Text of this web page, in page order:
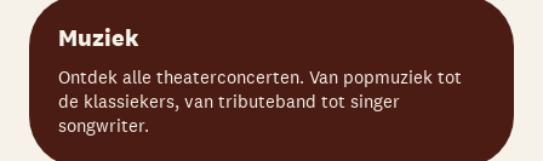
Muziek
Ontdek alle theaterconcerten. Van popmuziek tot
de klassiekers, van tributeband tot singer
songwriter.